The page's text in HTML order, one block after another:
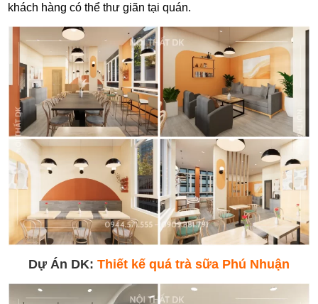
khách hàng có thể thư giãn tại quán.
Dự Án DK: Thiết kế quá trà sữa Phú Nhuận